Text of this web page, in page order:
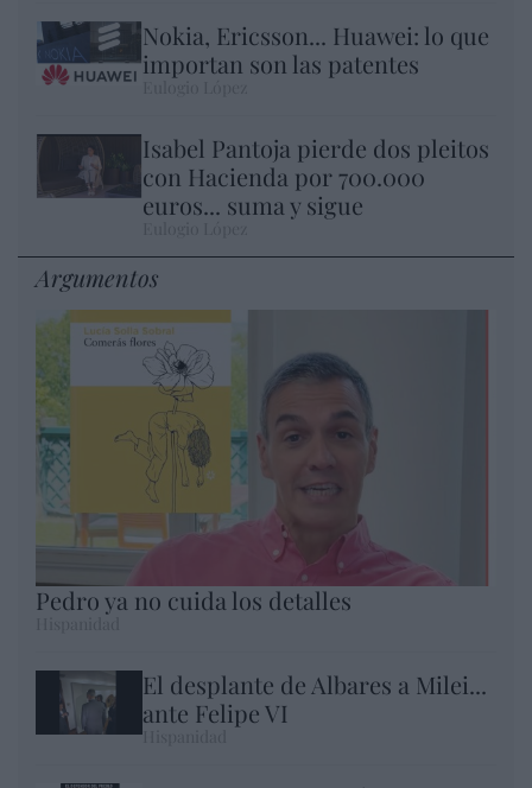
Nokia, Ericsson... Huawei: lo que
importan son las patentes
Isabel Pantoja pierde dos pleitos
con Hacienda por 700.000
euros... suma y sigue
Argumentos
Pedro ya no cuida los detalles
El desplante de Albares a Milei...
ante Felipe VI